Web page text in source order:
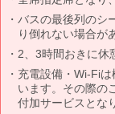
バスの最後列のシ
り倒れない場合が
2、3時間おきに休
充電設備・Wi-Fi
います。その際の
付加サービスとな